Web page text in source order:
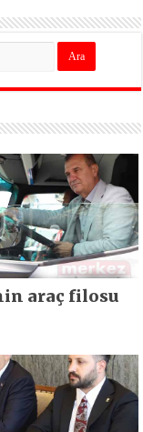
araç filosu